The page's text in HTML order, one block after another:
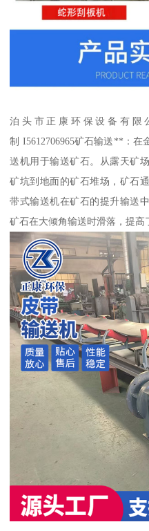
泊头市正康环保设备有
制 I5612706965矿石输送**：在
送机用于输送矿石。从露天矿
矿坑到地面的矿石堆场，矿石
带式输送机在矿石的提升输送
矿石在大倾角输送时滑落，提高